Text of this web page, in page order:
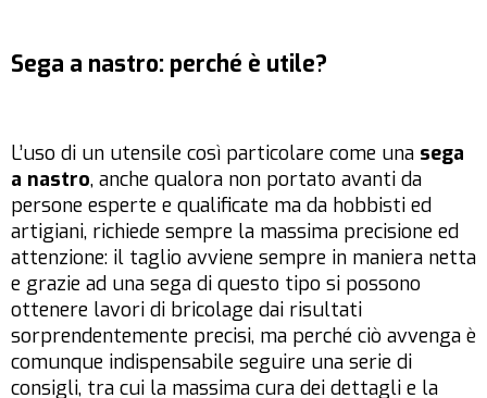
Sega a nastro: perché è utile?
L’uso di un utensile così particolare come una sega
a nastro, anche qualora non portato avanti da
persone esperte e qualificate ma da hobbisti ed
artigiani, richiede sempre la massima precisione ed
attenzione: il taglio avviene sempre in maniera netta
e grazie ad una sega di questo tipo si possono
ottenere lavori di bricolage dai risultati
sorprendentemente precisi, ma perché ciò avvenga è
comunque indispensabile seguire una serie di
consigli, tra cui la massima cura dei dettagli e la